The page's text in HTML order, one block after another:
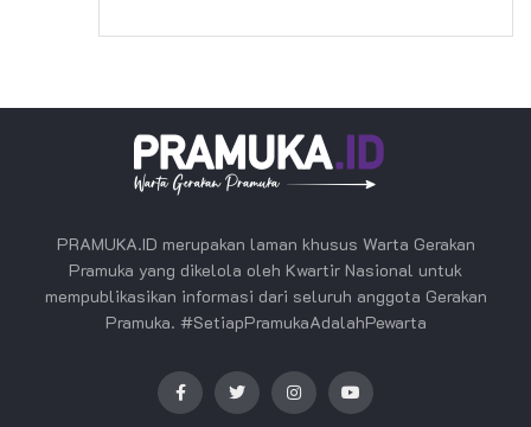
PRAMUKA.ID merupakan laman khusus Warta Gerakan
Pramuka yang dikelola oleh Kwartir Nasional untuk
mempublikasikan informasi dari seluruh anggota Gerakan
Pramuka. #SetiapPramukaAdalahPewarta